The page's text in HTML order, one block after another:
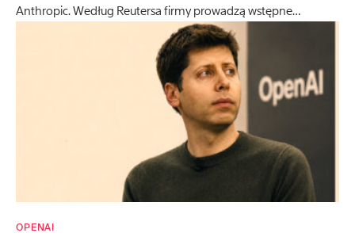
Anthropic. Według Reutersa firmy prowadzą wstępne…
OPENAI